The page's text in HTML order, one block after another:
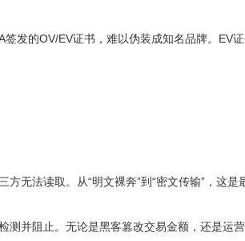
发的OV/EV证书，难以伪装成知名品牌。EV
无法读取。从“明文裸奔”到“密文传输”，这是
测并阻止。无论是黑客篡改交易金额，还是运